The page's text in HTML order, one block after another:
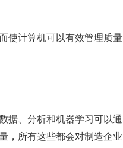
使计算机可以有效管理质量
据、分析和机器学习可以通
，所有这些都会对制造企业